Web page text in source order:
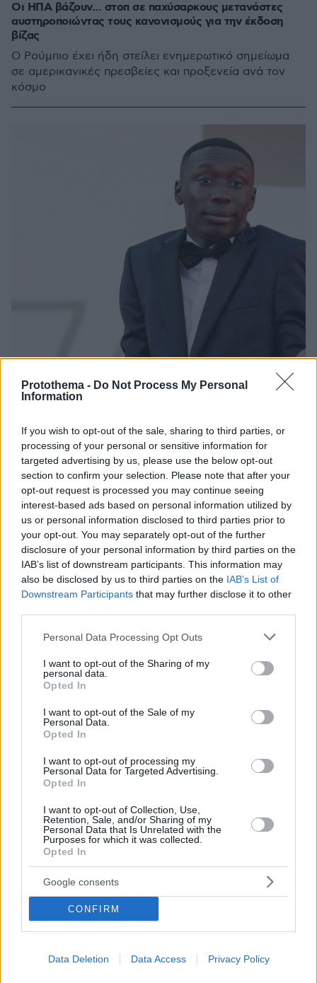
Protothema - Do Not Process My Personal
Information
If you wish to opt-out of the sale, sharing to third parties, or
processing of your personal or sensitive information for
targeted advertising by us, please use the below opt-out
section to confirm your selection. Please note that after your
opt-out request is processed you may continue seeing
interest-based ads based on personal information utilized by
us or personal information disclosed to third parties prior to
your opt-out. You may separately opt-out of the further
disclosure of your personal information by third parties on the
IAB’s list of downstream participants. This information may
also be disclosed by us to third parties on the IAB’s List of
Downstream Participants that may further disclose it to other
Please note that this website/app uses one or more Google
not limited to your visit or usage behaviour. You may click to
grant or deny consent to Google and its third-party tags to
use your data for below specified purposes in below Google
consent section.
Personal Data Processing Opt Outs
I want to opt-out of the Sharing of my
personal data.
Opted In
I want to opt-out of the Sale of my
Personal Data.
Opted In
I want to opt-out of processing my
Personal Data for Targeted Advertising.
Opted In
I want to opt-out of Collection, Use,
Retention, Sale, and/or Sharing of my
Personal Data that Is Unrelated with the
Purposes for which it was collected.
Opted In
Google consents
CONFIRM
Data Deletion Data Access Privacy Policy
Οι ΗΠΑ βάζουν... στοπ σε παχύσαρκους μετανάστες
αυστηροποιώντας τους κανονισμούς για την έκδοση
βίζας
Ο Ρούμπιο έχει ήδη στείλει ενημερωτικό σημείωμα
σε αμερικανικές πρεσβείες και προξενεία ανά τον
κόσμο
Ο δημοφιλέστερος TikToker στον κόσμο, Κάμπι Λάμε,
συνελήφθη στις ΗΠΑ λόγω ληγμένης βίζας
Του επετράπη να αναχωρήσει «οικειοθελώς» στις 6
Ιουνίου και έκτοτε «έχει εγκαταλείψει τις Ηνωμένες
Πολιτείες»
08.06.2025, 05:06 50
Στην αντεπίθεση το Χάρβαρντ μετά το «μπλόκο» Τραμπ
στους ξένους φοιτητές - Έκανε μήνυση στην κυβέρνηση
«επιπόλαιη αγωγή» μιλά ο Λευκός Οίκος